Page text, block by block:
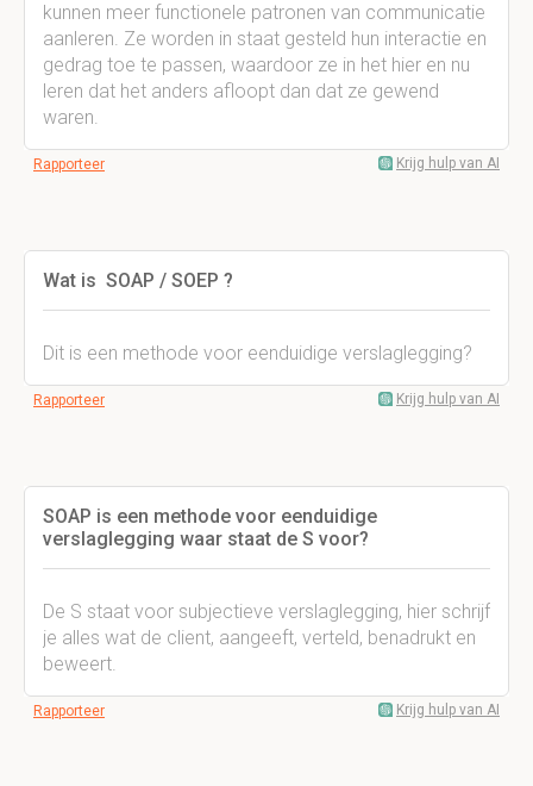
kunnen meer functionele patronen van communicatie
aanleren. Ze worden in staat gesteld hun interactie en
gedrag toe te passen, waardoor ze in het hier en nu
leren dat het anders afloopt dan dat ze gewend
waren.
Rapporteer Krijg hulp van AI
Wat is SOAP / SOEP ?
Dit is een methode voor eenduidige verslaglegging?
Rapporteer Krijg hulp van AI
SOAP is een methode voor eenduidige
verslaglegging waar staat de S voor?
De S staat voor subjectieve verslaglegging, hier schrijf
je alles wat de client, aangeeft, verteld, benadrukt en
beweert.
Rapporteer Krijg hulp van AI